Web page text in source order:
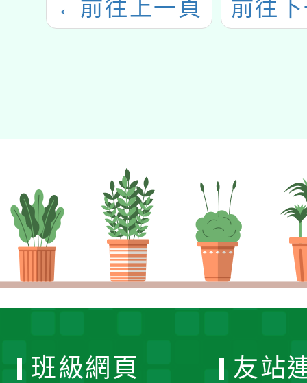
← 前往上一頁 前往
班級網頁 友站